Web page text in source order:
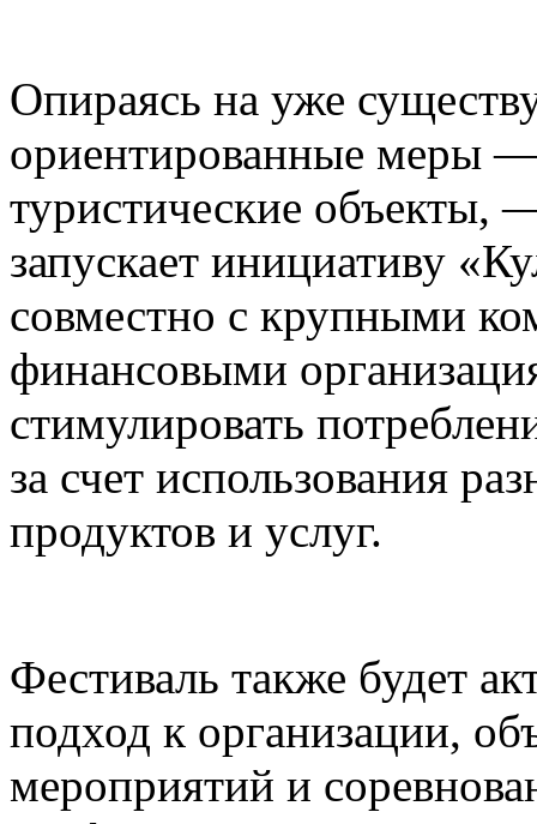
Опираясь на уже
ориентированные меры
туристические объекты,
запускает инициативу
совместно с крупными
финансовыми
стимулировать
за счет использования
продуктов и услуг.
Фестиваль также будет
подход к организации,
мероприятий и